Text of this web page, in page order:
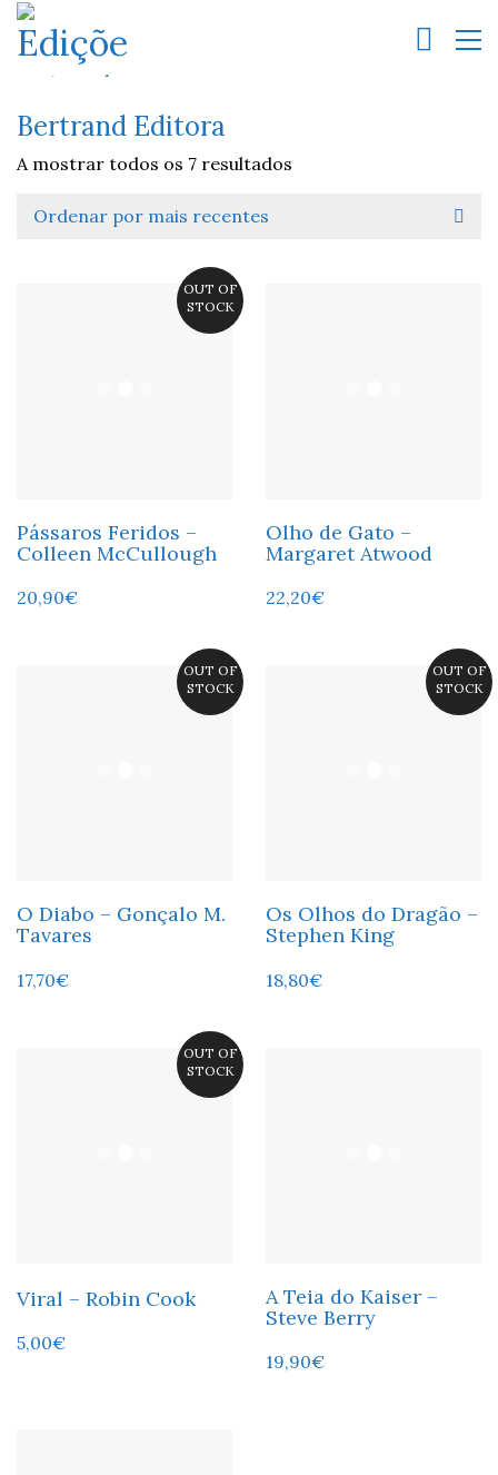
Bertrand Editora
A mostrar todos os 7 resultados
Ordenar por mais recentes
OUT OF
STOCK
Pássaros Feridos –
Colleen McCullough
20,90€
Olho de Gato –
Margaret Atwood
22,20€
OUT OF
STOCK
O Diabo – Gonçalo M.
Tavares
17,70€
OUT OF
STOCK
Os Olhos do Dragão –
Stephen King
18,80€
OUT OF
STOCK
Viral – Robin Cook
5,00€
A Teia do Kaiser –
Steve Berry
19,90€